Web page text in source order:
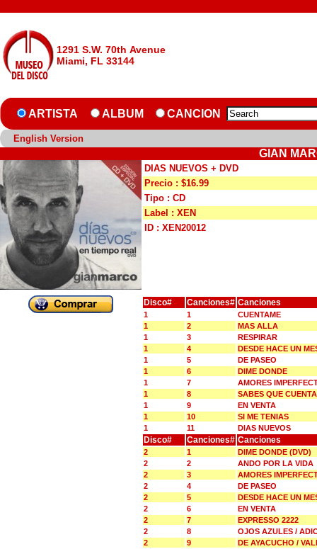
1291 S.W. 70th Avenue
Miami, FL 33144
ARTISTA ALBUM CANCION
English Version
GIAN
DIAS NUEVOS + DVD
Precio : $16.99
Tipo : CD
Label : XEN
ID : XEN20012
Disco# Canciones# Canciones
1 1
CUENTAME
1
2
MAS ALLA
1
3
RESPIRAR
1
4
DESDE HACE UN
1
5
DE PASEO
1
6
DIME DONDE
1
7
AMORES
1
8
SABES QUE
1
9
EN VENTA
1
10
SI ME TENIAS
1
11 DIAS NUEVOS
Disco# Canciones# Canciones
2 1
DIME DONDE (DVD)
2
2
ANDO POR LA VIDA
2
3
AMORES
2
4
DE PASEO
2
5
DESDE HACE UN
2
6
EN VENTA
2
7
EXPRESSO 2222
2
8
OJOS AZULES /
2
9
DE AYACUCHO /